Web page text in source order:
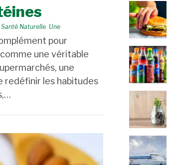
Santé Naturelle, Une
pour
une véritable
une
redéfinir les habitudes